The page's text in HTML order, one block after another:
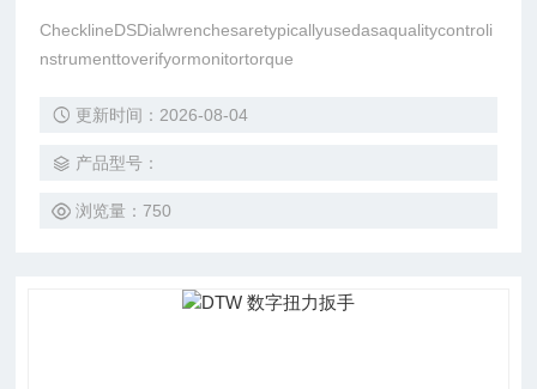
ChecklineDSDialwrenchesaretypicallyusedasaqualitycontroli
nstrumenttoverifyormonitortorque
更新时间：2026-08-04
产品型号：
浏览量：750